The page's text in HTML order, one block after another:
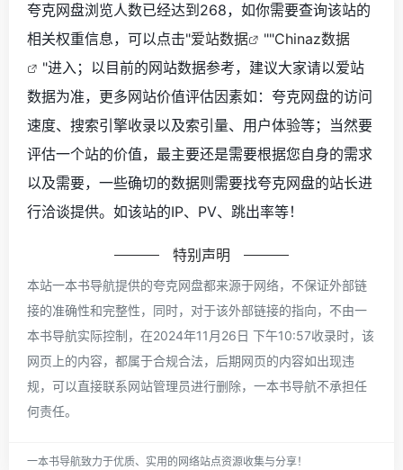
夸克网盘浏览人数已经达到268，如你需要查询该站的
相关权重信息，可以点击"爱站数据 ""Chinaz数据
"进入；以目前的网站数据参考，建议大家请以爱站
数据为准，更多网站价值评估因素如：夸克网盘的访问
速度、搜索引擎收录以及索引量、用户体验等；当然要
评估一个站的价值，最主要还是需要根据您自身的需求
以及需要，一些确切的数据则需要找夸克网盘的站长进
行洽谈提供。如该站的IP、PV、跳出率等！
特别声明
本站一本书导航提供的夸克网盘都来源于网络，不保证外部链
接的准确性和完整性，同时，对于该外部链接的指向，不由一
本书导航实际控制，在2024年11月26日 下午10:57收录时，该
网页上的内容，都属于合规合法，后期网页的内容如出现违
规，可以直接联系网站管理员进行删除，一本书导航不承担任
何责任。
一本书导航致力于优质、实用的网络站点资源收集与分享！